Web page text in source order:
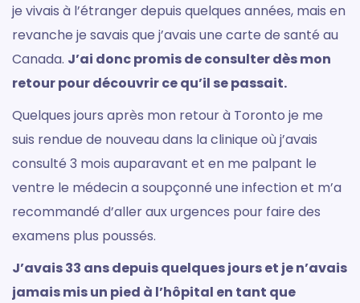
je vivais à l’étranger depuis quelques années, mais en
revanche je savais que j’avais une carte de santé au
Canada. J’ai donc promis de consulter dès mon
retour pour découvrir ce qu’il se passait.
Quelques jours après mon retour à Toronto je me
suis rendue de nouveau dans la clinique où j’avais
consulté 3 mois auparavant et en me palpant le
ventre le médecin a soupçonné une infection et m’a
recommandé d’aller aux urgences pour faire des
examens plus poussés.
J’avais 33 ans depuis quelques jours et je n’avais
jamais mis un pied à l’hôpital en tant que